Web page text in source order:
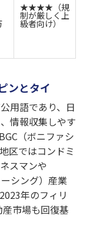
★★★★（規
制が厳しく上
級者向け）
ンとタイ
用語であり、日
情報収集しやす
（ボニファシ
区ではコンドミ
スマンや
シング）産業
年のフィリ
市場も回復基